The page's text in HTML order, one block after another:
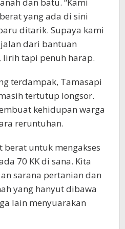
dan batu. “Kami
yang ada di sini
ditarik. Supaya kami
dari bantuan
lirih tapi penuh harap.
terdampak, Tamasapi
tertutup longsor.
kehidupan warga
reruntuhan.
berat untuk mengakses
70 KK di sana. Kita
sarana pertanian dan
yang hanyut dibawa
lain menyuarakan